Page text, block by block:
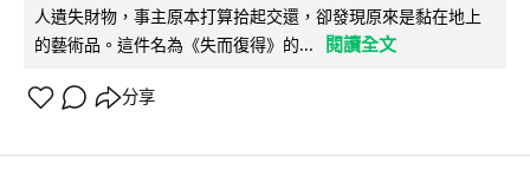
人遺失財物，事主原本打算拾起交還，卻發現原來是黏在地上
的藝術品。這件名為《失而復得》的...
閱讀全文
分享